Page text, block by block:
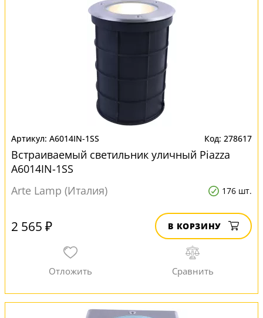
A6014IN-1SS 278617
Встраиваемый светильник уличный Piazza
A6014IN-1SS
Arte Lamp (Италия)
176 шт.
2 565 ₽ В КОРЗИНУ